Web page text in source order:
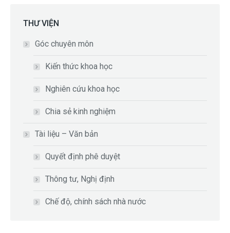
THƯ VIỆN
Góc chuyên môn
Kiến thức khoa học
Nghiên cứu khoa học
Chia sẻ kinh nghiệm
Tài liệu – Văn bản
Quyết định phê duyệt
Thông tư, Nghị định
Chế độ, chính sách nhà nước